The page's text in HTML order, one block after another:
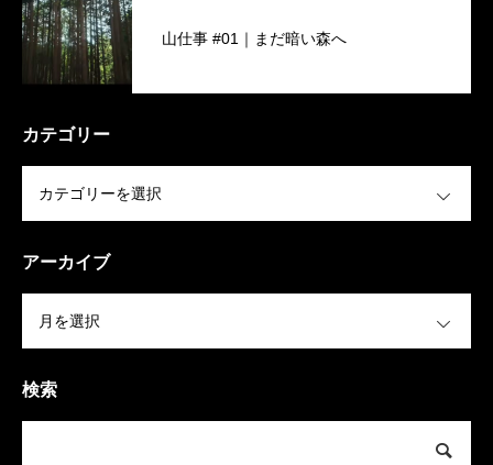
山仕事 #01｜まだ暗い森へ
カテゴリー
アーカイブ
検索